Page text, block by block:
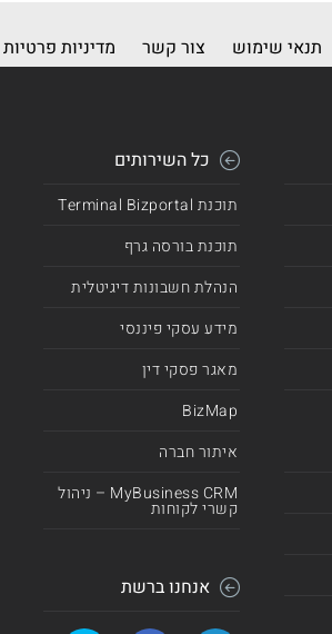
תנאי שימוש צור קשר מדיניות פרטיות
כל השירותים
תוכנת Terminal Bizportal
תוכנת בורסה גרף
הנהלת חשבונות דיגיטלית
מידע עסקי פיננסי
מאגר פסקי דין
BizMap
איתור חברה
MyBusiness CRM – ניהול
קשרי לקוחות
אנחנו ברשת